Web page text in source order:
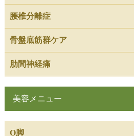
腰椎分離症
骨盤底筋群ケア
肋間神経痛
美容メニュー
O脚